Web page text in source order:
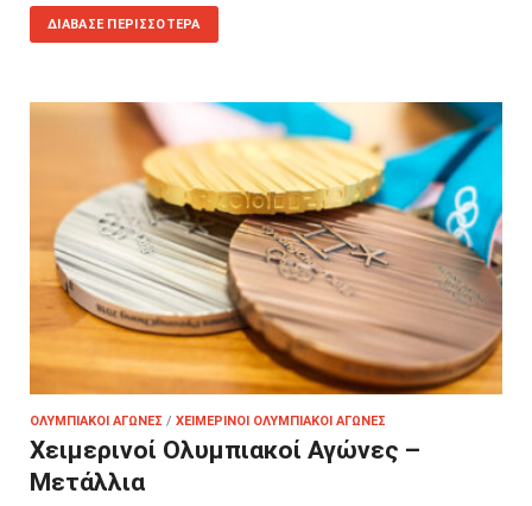
ΔΙΆΒΑΣΕ ΠΕΡΙΣΣΌΤΕΡΑ
ΟΛΥΜΠΙΑΚΟΊ ΑΓΏΝΕΣ / ΧΕΙΜΕΡΙΝΟΊ ΟΛΥΜΠΙΑΚΟΊ ΑΓΏΝΕΣ
Χειμερινοί Ολυμπιακοί Αγώνες –
Μετάλλια